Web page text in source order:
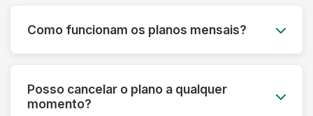
Como funcionam os planos mensais?
entrega inclusos. É simples, previsível e muito
Posso cancelar o plano a qualquer
momento?